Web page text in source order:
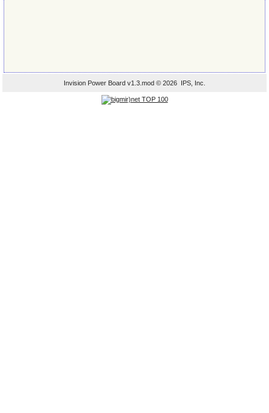
Invision Power Board v1.3.mod © 2026 IPS, Inc.